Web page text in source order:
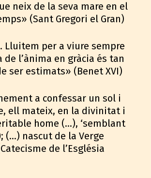
neix de la seva mare en el
(Sant Gregori el Gran)
Lluitem per a viure sempre
l’ànima en gràcia és tan
ser estimats» (Benet XVI)
a confessar un sol i
ell mateix, en la divinitat i
home (...), ‘semblant
(...) nascut de la Verge
de l’Església